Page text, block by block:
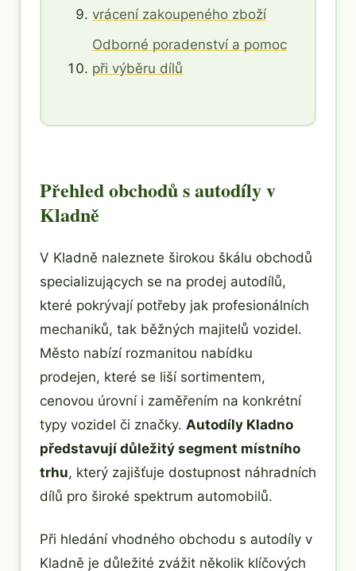
vrácení zakoupeného zboží
Odborné poradenství a pomoc
při výběru dílů
Přehled obchodů s autodíly v
Kladně
V Kladně naleznete širokou škálu obchodů
specializujących se na prodej autodílů,
které pokrývají potřeby jak profesionálních
mechaniků, tak běžných majitelů vozidel.
Město nabízí rozmanitou nabídku
prodejen, které se liší sortimentem,
cenovou úrovní i zaměřením na konkrétní
typy vozidel či značky. Autodíly Kladno
představují důležitý segment místního
trhu, který zajišťuje dostupnost náhradních
dílů pro široké spektrum automobilů.
Při hledání vhodného obchodu s autodíly v
Kladně je důležité zvážit několik klíčových